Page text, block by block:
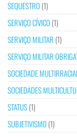
SEQUESTRO (1)
SERVIÇO CÍVICO (1)
SERVIÇO MILITAR (1)
SERVIÇO MILITAR
SOCIEDADE MULTIRRACIAL
SOCIEDADES
STATUS(1)
SUBJETIVISMO (1)